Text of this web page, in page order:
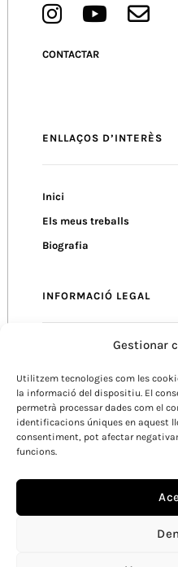
Gestionar
Utilitzem tecnologies com les
la informació del dispositiu. El
permetrà processar dades com el
identificacions úniques en aquest
consentiment, pot afectar
funcions.
CONTACTAR
ENLLAÇOS D’INTERÈS
Inici
Els meus treballs
Biografia
INFORMACIÓ LEGAL
Política de Privacitat
Política de Cookies
Condicions d’Ús